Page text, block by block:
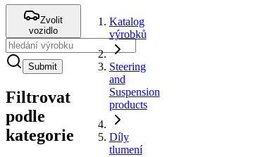
Zvolit
vozidlo
Submit
Filtrovat
podle
kategorie
Katalog
výrobků
Steering
and
Suspension
products
Díly
tlumení